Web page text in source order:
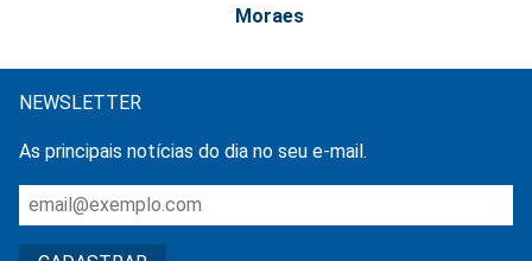
Moraes
NEWSLETTER
As principais notícias do dia no seu e-mail.